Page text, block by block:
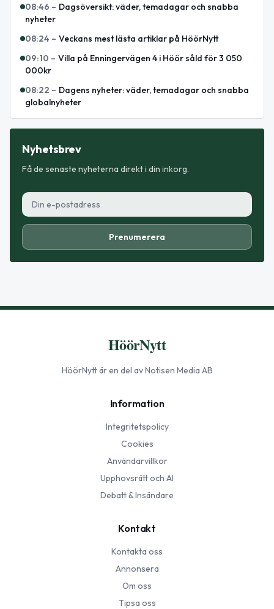
08:46 – Dagsöversikt: väder, temadagar och snabba
nyheter
08:24 – Veckans mest lästa artiklar på HöörNytt
09:10 – Villa på Enningervägen 4 i Höör såld för 3 050
000kr
08:22 – Dagens nyheter: väder, temadagar och snabba
globalnyheter
Nyhetsbrev
Få de senaste nyheterna direkt i din inkorg.
Prenumerera
HöörNytt
HöörNyttär en del av Notisen Media AB
Information
Integritetspolicy
Cookies
Användarvillkor
Upphovsrätt och AI
Debatt & Insändare
Kontakt
Kontakta oss
Annonsera
Om oss
Tipsa oss